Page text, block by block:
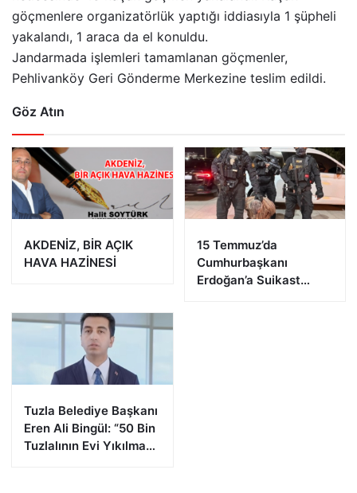
göçmenlere organizatörlük yaptığı iddiasıyla 1 şüpheli
yakalandı, 1 araca da el konuldu.
Jandarmada işlemleri tamamlanan göçmenler,
Pehlivanköy Geri Gönderme Merkezine teslim edildi.
Göz Atın
AKDENİZ, BİR AÇIK
HAVA HAZİNESİ
15 Temmuz’da
Cumhurbaşkanı
Erdoğan’a Suikast
Tuzla Belediye Başkanı
Eren Ali Bingül: “50 Bin
Tuzlalının Evi Yıkılma